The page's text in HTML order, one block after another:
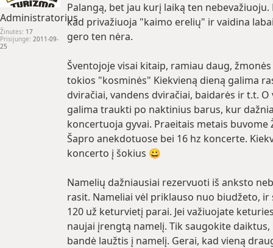
Administratorius
Žinutės: 17
Prisijungė: 2011-09-
25
Palangą, bet jau kurį laiką ten
kad privažiuoja "kaimo erelių" ir vaidina
gero ten nėra.
Šventojoje visai kitaip, ramiau daug,
tokios "kosminės" Kiekvieną dieną galima
dviračiai, vandens dviračiai, baidarės ir t.t.
galima traukti po naktinius barus, kur
koncertuoja gyvai. Praeitais metais
Šapro anekdotuose bei 16 hz koncerte.
koncerto į šokius 😀
Namelių dažniausiai rezervuoti iš anksto
rasit. Nameliai vėl priklauso nuo biudžeto,
120 už keturvietį parai. Jei važiuojate
naujai įrengtą namelį. Tik saugokite
bandė laužtis į namelį. Gerai, kad vieną